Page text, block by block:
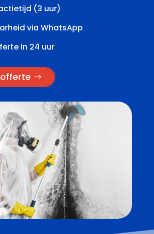
(3 uur)
via WhatsApp
in 24 uur